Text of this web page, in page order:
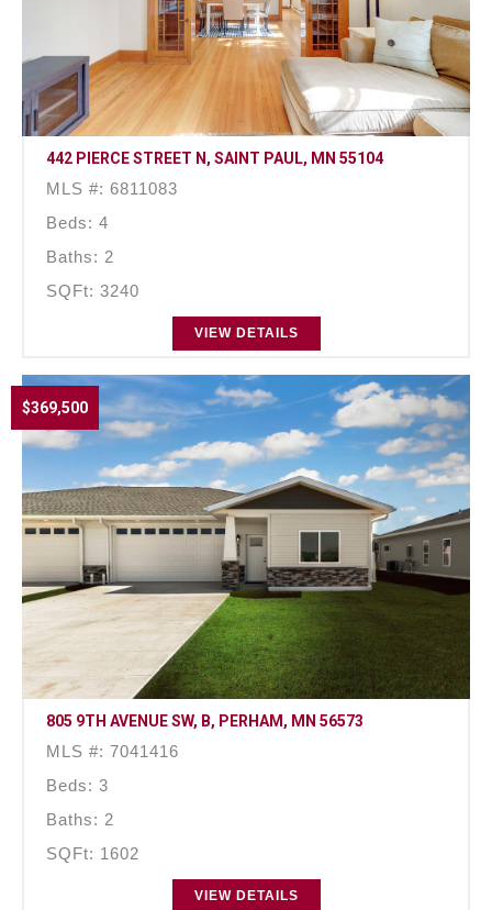
442 PIERCE STREET N, SAINT PAUL, MN 55104
MLS #: 6811083
Beds: 4
Baths: 2
SQFt: 3240
VIEW DETAILS
$369,500
805 9TH AVENUE SW, B, PERHAM, MN 56573
MLS #: 7041416
Beds: 3
Baths: 2
SQFt: 1602
VIEW DETAILS